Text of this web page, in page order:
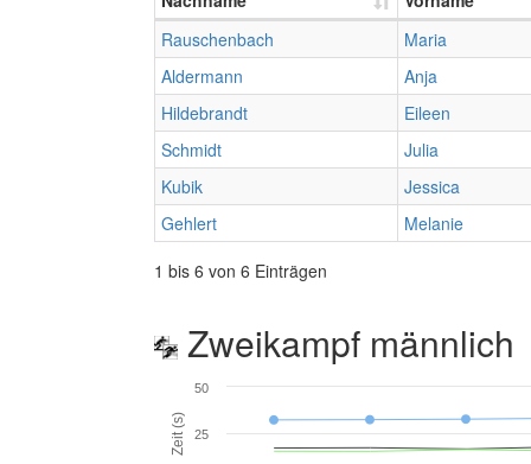
Rauschenbach
Maria
Aldermann
Anja
Hildebrandt
Eileen
Schmidt
Julia
Kubik
Jessica
Gehlert
Melanie
1 bis 6 von 6 Einträgen
Zweikampf männlich
Zeit (s) 25
50